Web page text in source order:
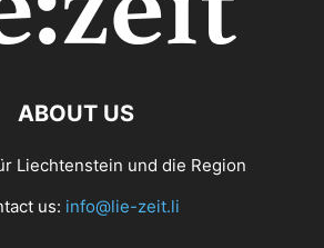
ABOUT US
Liechtenstein und die Region
us: info@lie-zeit.li